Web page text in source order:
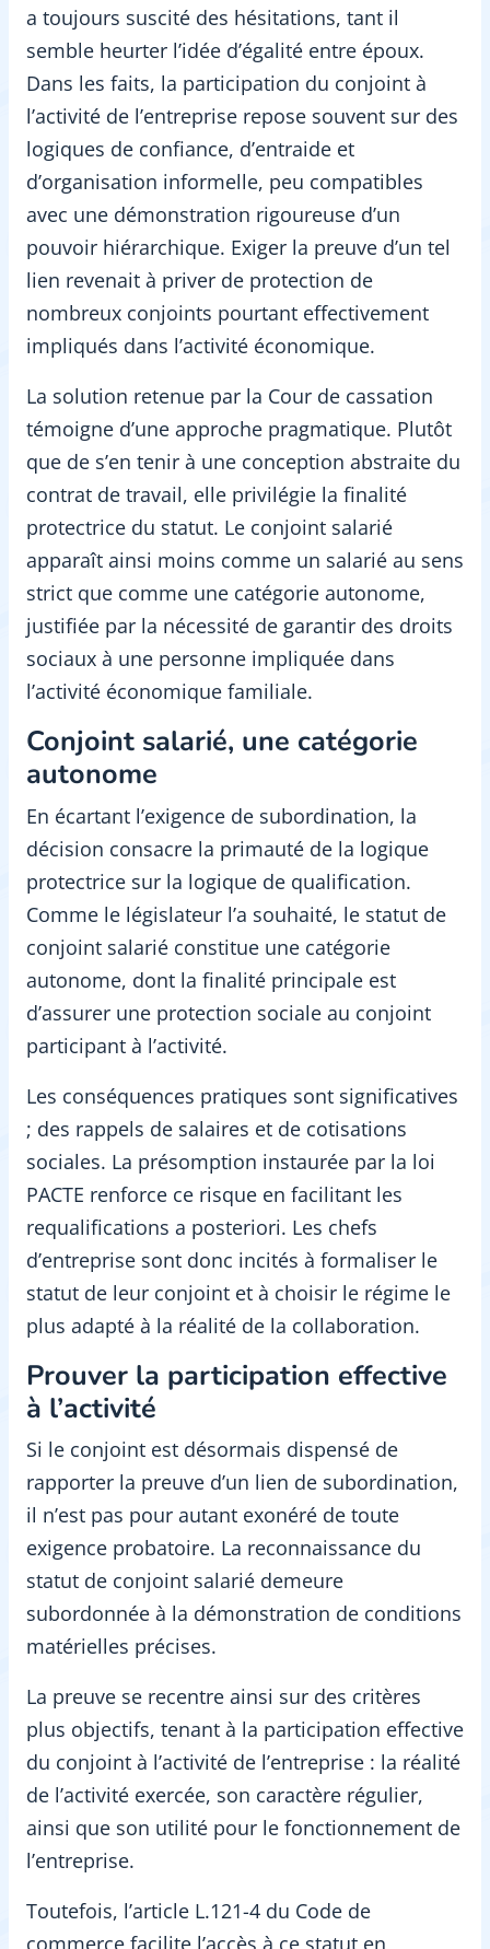
a toujours suscité des hésitations, tant il
semble heurter l’idée d’égalité entre époux.
Dans les faits, la participation du conjoint à
l’activité de l’entreprise repose souvent sur des
logiques de confiance, d’entraide et
d’organisation informelle, peu compatibles
avec une démonstration rigoureuse d’un
pouvoir hiérarchique. Exiger la preuve d’un tel
lien revenait à priver de protection de
nombreux conjoints pourtant effectivement
impliqués dans l’activité économique.
La solution retenue par la Cour de cassation
témoigne d’une approche pragmatique. Plutôt
que de s’en tenir à une conception abstraite du
contrat de travail, elle privilégie la finalité
protectrice du statut. Le conjoint salarié
apparaît ainsi moins comme un salarié au sens
strict que comme une catégorie autonome,
justifiée par la nécessité de garantir des droits
sociaux à une personne impliquée dans
l’activité économique familiale.
Conjoint salarié, une catégorie
autonome
En écartant l’exigence de subordination, la
décision consacre la primauté de la logique
protectrice sur la logique de qualification.
Comme le législateur l’a souhaité, le statut de
conjoint salarié constitue une catégorie
autonome, dont la finalité principale est
d’assurer une protection sociale au conjoint
participant à l’activité.
Les conséquences pratiques sont significatives
; des rappels de salaires et de cotisations
sociales. La présomption instaurée par la loi
PACTE renforce ce risque en facilitant les
requalifications a posteriori. Les chefs
d’entreprise sont donc incités à formaliser le
statut de leur conjoint et à choisir le régime le
plus adapté à la réalité de la collaboration.
Prouver la participation effective
à l’activité
Si le conjoint est désormais dispensé de
rapporter la preuve d’un lien de subordination,
il n’est pas pour autant exonéré de toute
exigence probatoire. La reconnaissance du
statut de conjoint salarié demeure
subordonnée à la démonstration de conditions
matérielles précises.
La preuve se recentre ainsi sur des critères
plus objectifs, tenant à la participation effective
du conjoint à l’activité de l’entreprise : la réalité
de l’activité exercée, son caractère régulier,
ainsi que son utilité pour le fonctionnement de
l’entreprise.
Toutefois, l’article L.121-4 du Code de